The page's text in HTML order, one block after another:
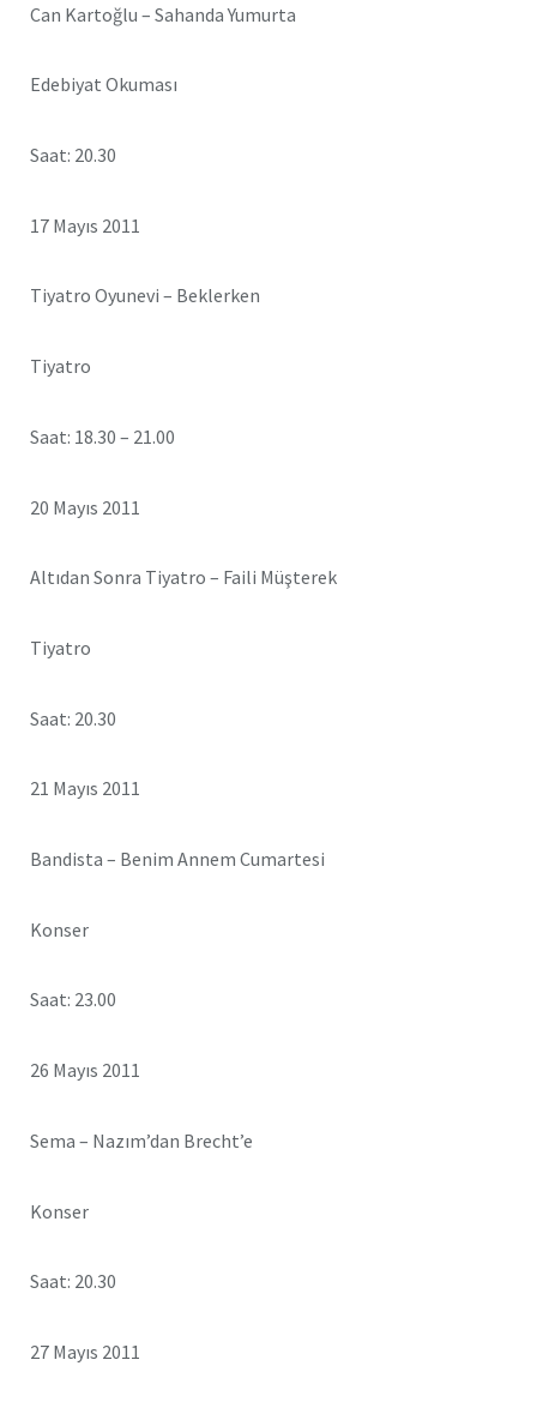
Can Kartoğlu – Sahanda Yumurta
Edebiyat Okuması
Saat: 20.30
17 Mayıs 2011
Tiyatro Oyunevi – Beklerken
Tiyatro
Saat: 18.30 – 21.00
20 Mayıs 2011
Altıdan Sonra Tiyatro – Faili Müşterek
Tiyatro
Saat: 20.30
21 Mayıs 2011
Bandista – Benim Annem Cumartesi
Konser
Saat: 23.00
26 Mayıs 2011
Sema – Nazım’dan Brecht’e
Konser
Saat: 20.30
27 Mayıs 2011